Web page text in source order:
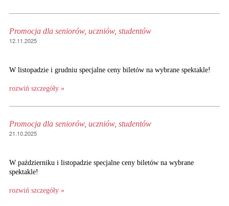
Promocja dla seniorów, uczniów, studentów
12.11.2025
W listopadzie i grudniu specjalne ceny biletów na wybrane spektakle!
rozwiń szczegóły »
Promocja dla seniorów, uczniów, studentów
21.10.2025
W październiku i listopadzie specjalne ceny biletów na wybrane
spektakle!
rozwiń szczegóły »